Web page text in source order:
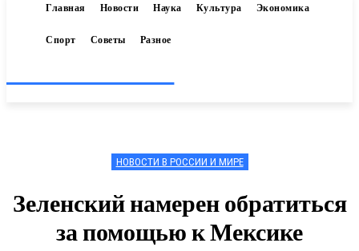
Главная Новости Наука Культура Экономика
Спорт Советы Разное
НОВОСТИ В РОССИИ И МИРЕ
Зеленский намерен обратиться
за помощью к Мексике